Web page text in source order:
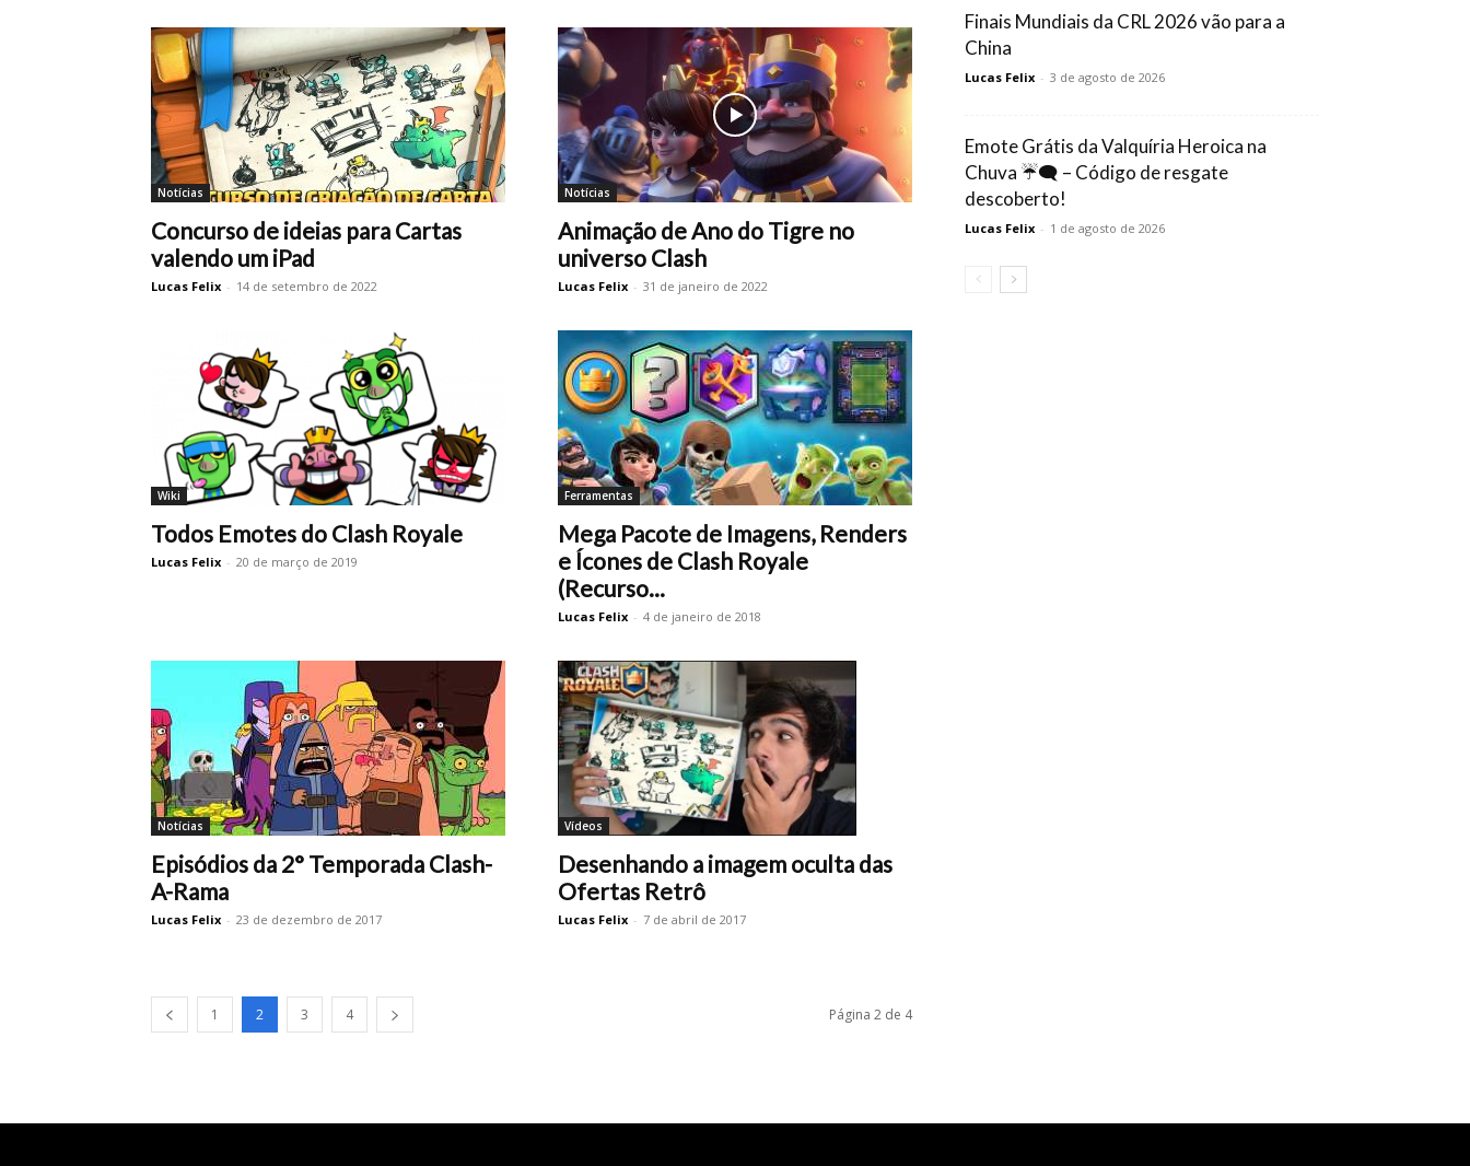
Notícias
Concurso de ideias para Cartas
valendo um iPad
Lucas Felix - 14 de setembro de 2022
Notícias
Animação de Ano do Tigre no
universo Clash
Lucas Felix - 31 de janeiro de 2022
Wiki
Todos Emotes do Clash Royale
Lucas Felix - 20 de março de 2019
Ferramentas
Mega Pacote de Imagens, Renders
e Ícones de Clash Royale
(Recurso...
Lucas Felix - 4 de janeiro de 2018
Notícias
Episódios da 2° Temporada Clash-
A-Rama
Lucas Felix - 23 de dezembro de 2017
Vídeos
Desenhando a imagem oculta das
Ofertas Retrô
Lucas Felix - 7 de abril de 2017
1 2 3 4 Página 2 de 4
Finais Mundiais da CRL 2026 vão para a
China
Lucas Felix - 3 de agosto de 2026
Emote Grátis da Valquíria Heroica na
Chuva ☔🗨️ – Código de resgate
descoberto!
Lucas Felix - 1 de agosto de 2026